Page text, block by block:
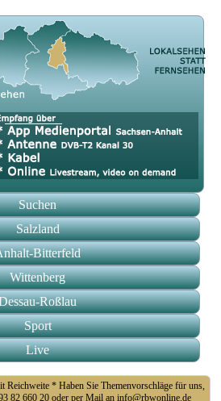
Suchen
Salzland
Bitterfeld
Wittenberg
Roßlau
Sport
Live
* Haben Sie Themenvorschläge für uns,
82 660 20 oder per Mail an info@rbwonline.de